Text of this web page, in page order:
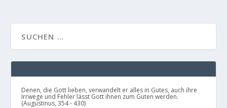
Denen, die Gott lieben, verwandelt er alles in Gutes, auch ihre
Irrwege und Fehler lässt Gott ihnen zum Guten werden.
(Augustinus, 354 - 430)